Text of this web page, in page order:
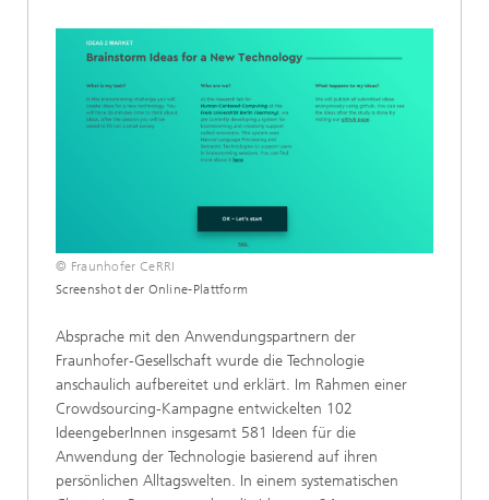
© Fraunhofer CeRRI
Screenshot der Online-Plattform
Absprache mit den Anwendungspartnern der
Fraunhofer-Gesellschaft wurde die Technologie
anschaulich aufbereitet und erklärt. Im Rahmen einer
Crowdsourcing-Kampagne entwickelten 102
IdeengeberInnen insgesamt 581 Ideen für die
Anwendung der Technologie basierend auf ihren
persönlichen Alltagswelten. In einem systematischen